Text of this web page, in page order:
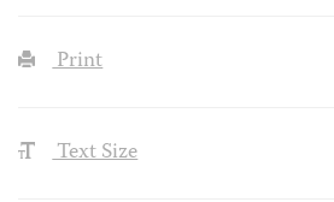
Print
Text Size